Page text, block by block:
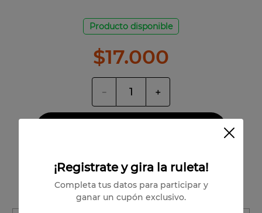
Producto disponible
$17.000
＋
－
Vendido por:
Viña Undurraga
Condiciones para cambios y devoluciones
¡Registrate y gira la ruleta!
Completa tus datos para participar y
ganar un cupón exclusivo.